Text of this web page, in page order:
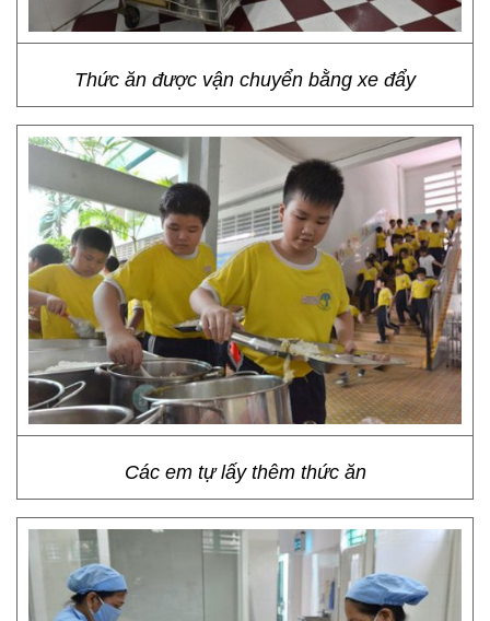
Thức ăn được vận chuyển bằng xe đẩy
Các em tự lấy thêm thức ăn